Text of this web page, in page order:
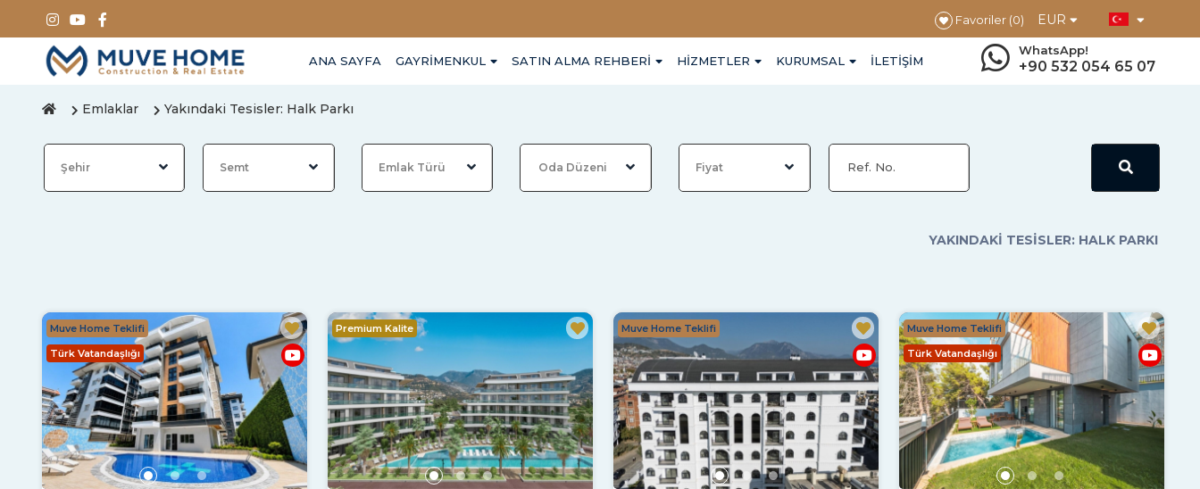
Favoriler (0) EUR
ANA SAYFA GAYRIMENKUL SATIN ALMA REHBERI HIZMETLER KURUMSAL İLETIŞIM
Bizi Arayın!
+90 532 054 65 07
Emlaklar Yakındaki Tesisler: Halk Parkı
YAKINDAKI TESISLER: HALK PARKI
Muve Home Teklifi
Türk Vatandaşlığı
Premium Kalite Muve Home Teklifi
Muve Home Teklifi
Türk Vatandaşlığı